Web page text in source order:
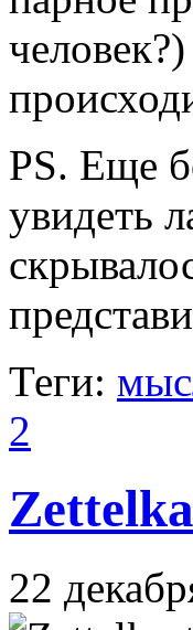
PS. Еще
увидеть
Теги:
2
22